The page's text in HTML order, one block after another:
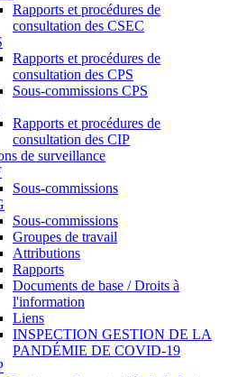
Rapports et procédures de
consultation des CSEC
Rapports et procédures de
consultation des CPS
Sous-commissions CPS
Rapports et procédures de
consultation des CIP
de surveillance
Sous-commissions
Sous-commissions
Groupes de travail
Attributions
Rapports
Documents de base / Droits à
l'information
Liens
INSPECTION GESTION DE LA
PANDÉMIE DE COVID-19